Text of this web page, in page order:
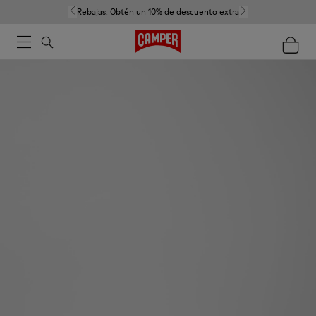
Rebajas: Obtén un 10% de descuento extra